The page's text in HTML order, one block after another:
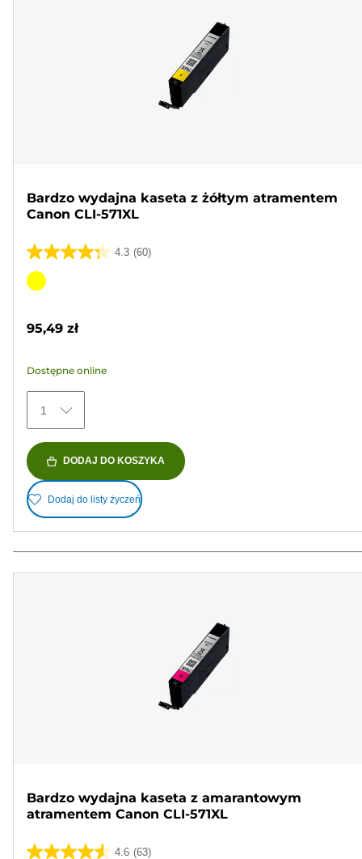
Bardzo wydajna kaseta z żółtym atramentem
Canon CLI-571XL
4.3 (60)
4.3
na
60
Wkład
95,49 zł
Dostępne online
1
DODAJ DO KOSZYKA
Dodaj do listy życzeń
Bardzo wydajna kaseta z amarantowym
atramentem Canon CLI-571XL
4.6 (63)